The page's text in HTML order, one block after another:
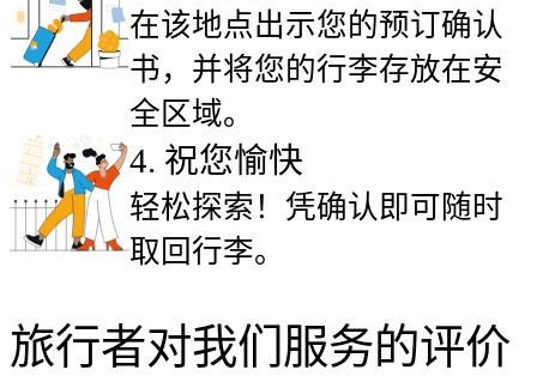
在该地点出示您的预订确认
书，并将您的行李存放在安
全区域。
4. 祝您愉快
轻松探索！凭确认即可随时
取回行李。
旅行者对我们服务的评价